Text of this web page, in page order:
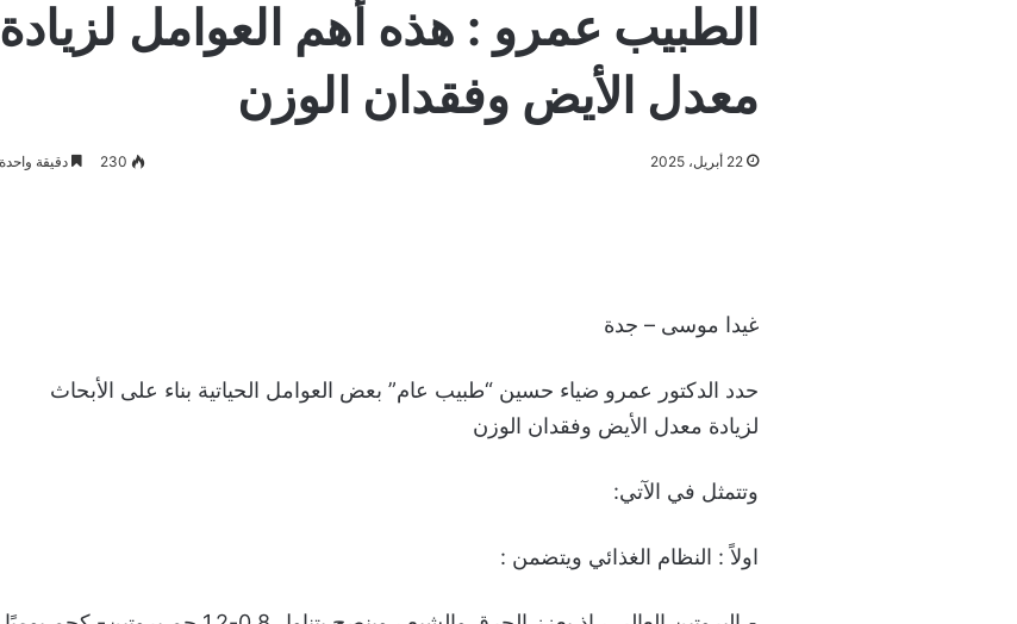
الطبيب عمرو : هذه أهم العوامل لزيادة
معدل الأيض وفقدان الوزن
22 أبريل، 2025 230 دقيقة واحدة
غيدا موسى – جدة
حدد الدكتور عمرو ضياء حسين “طبيب عام” بعض العوامل الحياتية بناء على الأبحاث
لزيادة معدل الأيض وفقدان الوزن
وتتمثل في الآتي:
اولاً : النظام الغذائي ويتضمن :